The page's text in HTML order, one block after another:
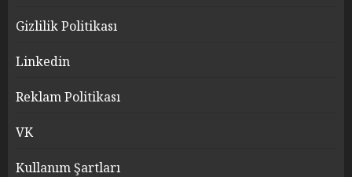
Gizlilik Politikası
Linkedin
Reklam Politikası
VK
Kullanım Şartları